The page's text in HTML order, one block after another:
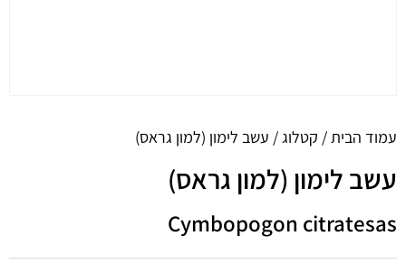
עמוד הבית / קטלוג / עשב לימון (למון גראס)
עשב לימון (למון גראס)
Cymbopogon citratesas